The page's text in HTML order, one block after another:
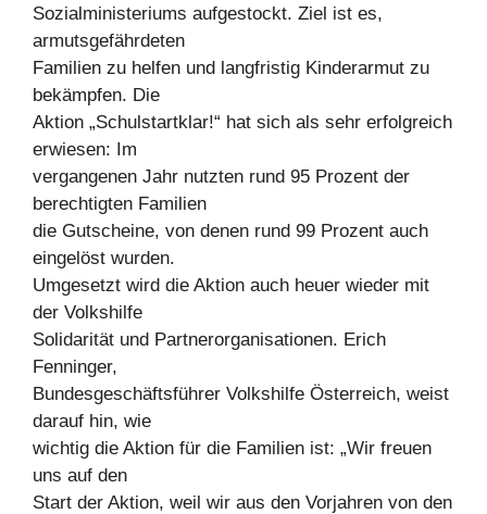
Sozialministeriums aufgestockt. Ziel ist es,
armutsgefährdeten
Familien zu helfen und langfristig Kinderarmut zu
bekämpfen. Die
Aktion „Schulstartklar!“ hat sich als sehr erfolgreich
erwiesen: Im
vergangenen Jahr nutzten rund 95 Prozent der
berechtigten Familien
die Gutscheine, von denen rund 99 Prozent auch
eingelöst wurden.
Umgesetzt wird die Aktion auch heuer wieder mit
der Volkshilfe
Solidarität und Partnerorganisationen. Erich
Fenninger,
Bundesgeschäftsführer Volkshilfe Österreich, weist
darauf hin, wie
wichtig die Aktion für die Familien ist: „Wir freuen
uns auf den
Start der Aktion, weil wir aus den Vorjahren von den